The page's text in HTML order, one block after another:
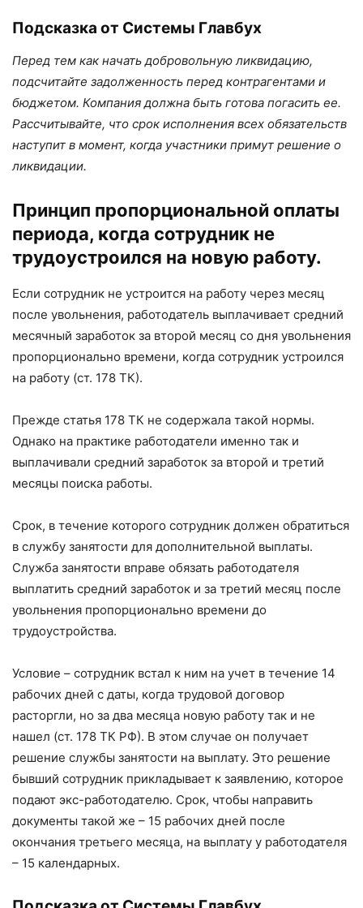
Подсказка от Системы Главбух
Перед тем как начать добровольную ликвидацию,
подсчитайте задолженность перед контрагентами и
бюджетом. Компания должна быть готова погасить ее.
Рассчитывайте, что срок исполнения всех обязательств
наступит в момент, когда участники примут решение о
ликвидации.
Принцип пропорциональной оплаты
периода, когда сотрудник не
трудоустроился на новую работу.
Если сотрудник не устроится на работу через месяц
после увольнения, работодатель выплачивает средний
месячный заработок за второй месяц со дня увольнения
пропорционально времени, когда сотрудник устроился
на работу (ст. 178 ТК).
Прежде статья 178 ТК не содержала такой нормы.
Однако на практике работодатели именно так и
выплачивали средний заработок за второй и третий
месяцы поиска работы.
Срок, в течение которого сотрудник должен обратиться
в службу занятости для дополнительной выплаты.
Служба занятости вправе обязать работодателя
выплатить средний заработок и за третий месяц после
увольнения пропорционально времени до
трудоустройства.
Условие – сотрудник встал к ним на учет в течение 14
рабочих дней с даты, когда трудовой договор
расторгли, но за два месяца новую работу так и не
нашел (ст. 178 ТК РФ). В этом случае он получает
решение службы занятости на выплату. Это решение
бывший сотрудник прикладывает к заявлению, которое
подают экс-работодателю. Срок, чтобы направить
документы такой же – 15 рабочих дней после
окончания третьего месяца, на выплату у работодателя
– 15 календарных.